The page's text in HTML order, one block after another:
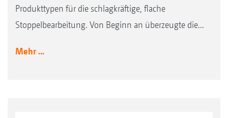
Produkttypen für die schlagkräftige, flache
Stoppelbearbeitung. Von Beginn an überzeugte die...
Mehr ...